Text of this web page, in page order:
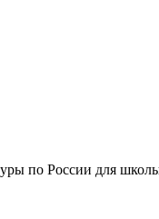
по России для